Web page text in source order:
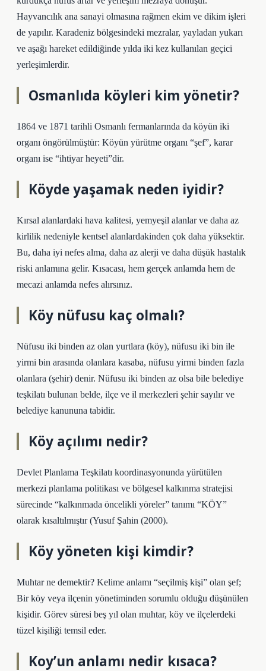
Hayvancılık ana sanayi olmasına rağmen ekim ve dikim işleri
de yapılır. Karadeniz bölgesindeki mezralar, yayladan yukarı
ve aşağı hareket edildiğinde yılda iki kez kullanılan geçici
yerleşimlerdir.
Osmanlıda köyleri kim yönetir?
1864 ve 1871 tarihli Osmanlı fermanlarında da köyün iki
organı öngörülmüştür: Köyün yürütme organı “şef”, karar
organı ise “ihtiyar heyeti”dir.
Köyde yaşamak neden iyidir?
Kırsal alanlardaki hava kalitesi, yemyeşil alanlar ve daha az
kirlilik nedeniyle kentsel alanlardakinden çok daha yüksektir.
Bu, daha iyi nefes alma, daha az alerji ve daha düşük hastalık
riski anlamına gelir. Kısacası, hem gerçek anlamda hem de
mecazi anlamda nefes alırsınız.
Köy nüfusu kaç olmalı?
Nüfusu iki binden az olan yurtlara (köy), nüfusu iki bin ile
yirmi bin arasında olanlara kasaba, nüfusu yirmi binden fazla
olanlara (şehir) denir. Nüfusu iki binden az olsa bile belediye
teşkilatı bulunan belde, ilçe ve il merkezleri şehir sayılır ve
belediye kanununa tabidir.
Köy açılımı nedir?
Devlet Planlama Teşkilatı koordinasyonunda yürütülen
merkezi planlama politikası ve bölgesel kalkınma stratejisi
sürecinde “kalkınmada öncelikli yöreler” tanımı “KÖY”
olarak kısaltılmıştır (Yusuf Şahin (2000).
Köy yöneten kişi kimdir?
Muhtar ne demektir? Kelime anlamı “seçilmiş kişi” olan şef;
Bir köy veya ilçenin yönetiminden sorumlu olduğu düşünülen
kişidir. Görev süresi beş yıl olan muhtar, köy ve ilçelerdeki
tüzel kişiliği temsil eder.
Koy’un anlamı nedir kısaca?